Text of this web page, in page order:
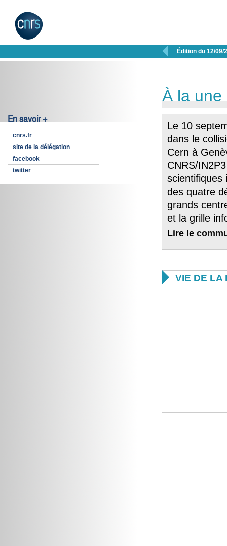
 Édition du 12/09/
En savoir +
cnrs.fr
site de la délégation
facebook
twitter
À la une
Le 10
dans le
Cern à
CNRS/
scientifiques
des quatre
grands
et la grille
Lire le
 VIE DE LA